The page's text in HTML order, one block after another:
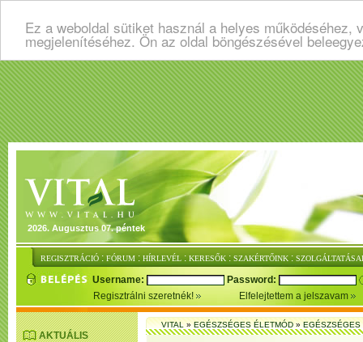
Ez a weboldal sütiket használ a helyes
megjelenítéséhez. Ön az oldal böngészésével
2026. Augusztus 07. péntek
REGISZTRÁCIÓ : FÓRUM : HÍRLEVÉL : KERESŐK : SZAKÉRTŐINK :
Username:
Password:
Regisztrálni szeretnék!
Elfelejtettem a jelszavam
AKTUÁLIS
VITAL»EGÉSZSÉGES ÉLETMÓD»